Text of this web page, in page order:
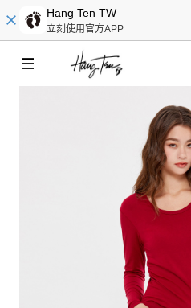
Hang Ten TW
立刻使用官方APP